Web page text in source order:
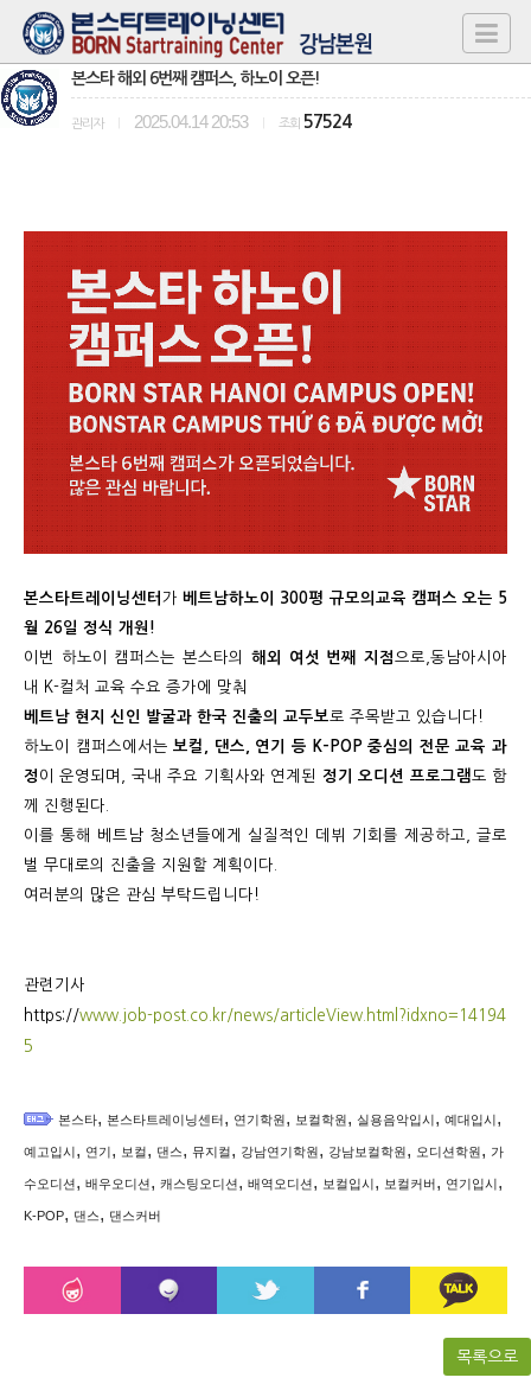
본스타 해외 6번째 캠퍼스, 하노이 오픈!
관리자 2025.04.14 20:53 조회 57524
본스타트레이닝센터 가 베트남하노이 300평 규모의 교육 캠퍼스 오는 5
월 26일 정식 개원!
이번 하노이 캠퍼스는 본스타의 해외 여섯 번째 지점으로 ,동남아시아
내
K-컬처 교육 수요 증가에 맞춰
베트남 현지 신인 발굴과 한국 진출의 교두보로 주목받고 있습니다!
하노이 캠퍼스에서는보컬 댄스 연기 등 K-POP중심의 전문 교육 과
정 이 운영되며 국내 주요 기획사와 연계된 정기 오디션 프로그램도 함
께 진행된다
이를 통해 베트남 청소년들에게 실질적인 데뷔 기회를 제공하고
글로
벌 무대로의 진출을 지원할 계획이다
여러분의 많은 관심 부탁드립니다!
관련기사
https://www.job-post.co.kr/news/articleView.html?idxno=14194
5
본스타, 본스타트레이닝센터, 연기학원, 보컬학원, 실용음악입시, 예대입시,
예고입시, 연기, 보컬, 댄스, 뮤지컬, 강남연기학원, 강남보컬학원, 오디션학원, 가
수오디션, 배우오디션, 캐스팅오디션, 배역오디션, 보컬입시, 보컬커버, 연기입시,
K-POP, 댄스, 댄스커버
목록으로